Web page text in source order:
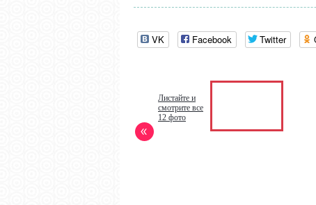
VK Facebook Twitter
Листайте и
смотрите все
12 фото